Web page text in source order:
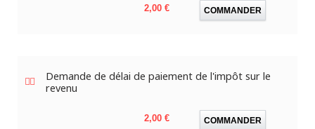
Prix
2,00 € COMMANDER
Demande de délai de paiement de l'impôt sur le
revenu
Prix
2,00 € COMMANDER